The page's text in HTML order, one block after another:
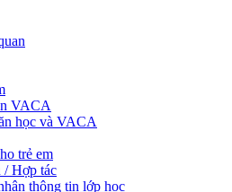
VACA
học và VACA
trẻ em
/ Hợp tác
thông tin lớp học